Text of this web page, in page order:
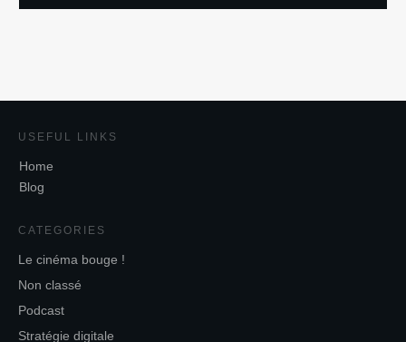
USEFUL LINKS
Home
Blog
CATEGORIES
Le cinéma bouge !
Non classé
Podcast
Stratégie digitale